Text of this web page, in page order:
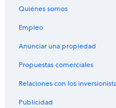
Hoteles en Fallin
Hoteles en Aberuthven
B&B en Stirling
Apartamentos en Stirling
Hoteles de negocios en
Hoteles familiares en Stirling
Quiénes somos
Empleo
Anunciar una propiedad
Propuestas comerciales
Relaciones con los
Publicidad